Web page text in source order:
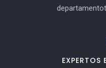
EXPERTOS